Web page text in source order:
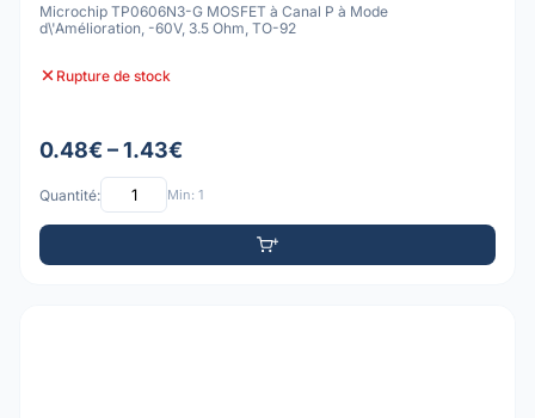
Microchip TP0606N3-G MOSFET à Canal P à Mode
d\'Amélioration, -60V, 3.5 Ohm, TO-92
Rupture de stock
0.48€ – 1.43€
Quantité: Min: 1